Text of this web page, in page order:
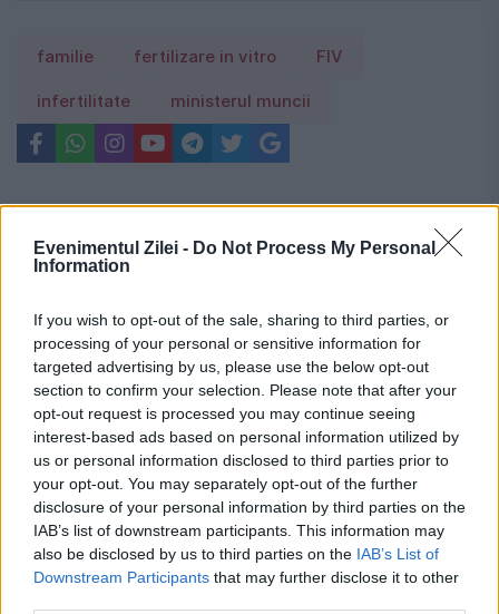
Evenimentul Zilei - Do Not Process My Personal
Information
If you wish to opt-out of the sale, sharing to third parties, or
processing of your personal or sensitive information for
targeted advertising by us, please use the below opt-out
section to confirm your selection. Please note that after your
opt-out request is processed you may continue seeing
interest-based ads based on personal information utilized by
us or personal information disclosed to third parties prior to
your opt-out. You may separately opt-out of the further
disclosure of your personal information by third parties on the
IAB’s list of downstream participants. This information may
also be disclosed by us to third parties on the IAB’s List of
Downstream Participants that may further disclose it to other
familie fertilizare in vitro FIV
infertilitate ministerul muncii
Recomandările noastre